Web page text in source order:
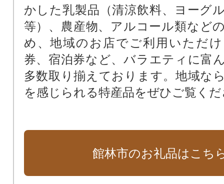
かした乳製品（清涼飲料、ヨーグ
等）、農産物、アルコール類など
め、地域のお店でご利用いただ
券、宿泊券など、バラエティに富
多数取り揃えております。地域な
を感じられる特産品をぜひご覧く
館林市のお礼品はこち